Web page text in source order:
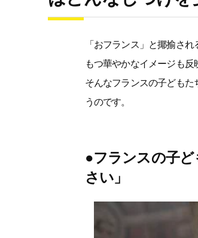
「おフランス」と揶揄さ
もつ華やかなイメージも
そんなフランスの子ども
うのです。
●フランスの子
さい」